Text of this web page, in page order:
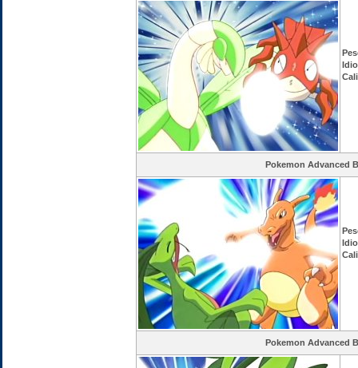
Pokemon Advanced
Pokemon Advanced